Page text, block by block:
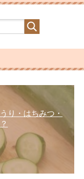
り・はちみつ・